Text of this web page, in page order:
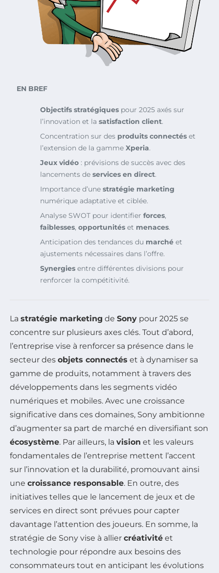
EN BREF
Objectifs stratégiques pour 2025 axés sur
l’innovation et la satisfaction client.
Concentration sur des produits connectés et
l’extension de la gamme Xperia.
Jeux vidéo : prévisions de succès avec des
lancements de services en direct.
Importance d’une stratégie marketing
numérique adaptative et ciblée.
Analyse SWOT pour identifier forces,
faiblesses, opportunités et menaces.
Anticipation des tendances du marché et
ajustements nécessaires dans l’offre.
Synergies entre différentes divisions pour
renforcer la compétitivité.
La stratégie marketing de Sony pour 2025 se
concentre sur plusieurs axes clés. Tout d’abord,
l’entreprise vise à renforcer sa présence dans le
secteur des objets connectés et à dynamiser sa
gamme de produits, notamment à travers des
développements dans les segments vidéo
numériques et mobiles. Avec une croissance
significative dans ces domaines, Sony ambitionne
d’augmenter sa part de marché en diversifiant son
écosystème. Par ailleurs, la vision et les valeurs
fondamentales de l’entreprise mettent l’accent
sur l’innovation et la durabilité, promouvant ainsi
une croissance responsable. En outre, des
initiatives telles que le lancement de jeux et de
services en direct sont prévues pour capter
davantage l’attention des joueurs. En somme, la
stratégie de Sony vise à allier créativité et
technologie pour répondre aux besoins des
consommateurs tout en anticipant les évolutions